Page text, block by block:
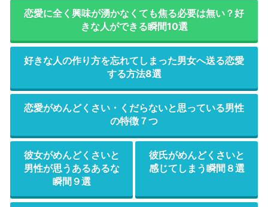
恋愛に全く興味が湧かなくても焦る必要は無い？好
きな人ができる瞬間10選
好きな人の作り方を忘れてしまった男女へ送る恋愛
する方法8選
恋愛がめんどくさい・くだらないと思っている男性
の特徴７つ
彼女がめんどくさいと
男性が思うあるあるな
瞬間９選
彼氏がめんどくさいと
感じてしまう瞬間８選